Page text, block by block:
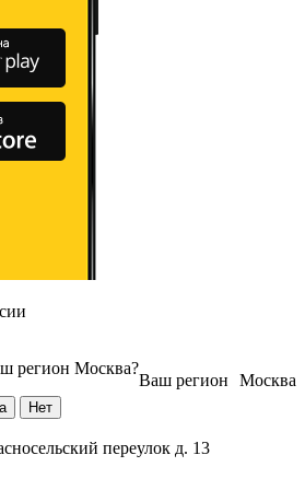
Москва
Ваш регион
регион Москва?
переулок д. 13